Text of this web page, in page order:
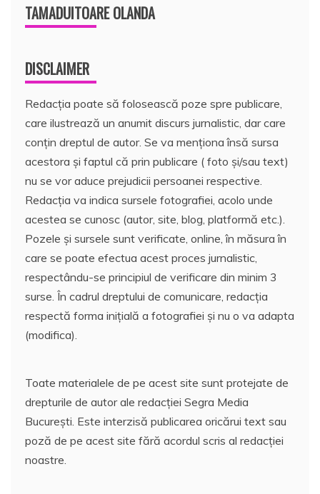
TAMADUITOARE OLANDA
DISCLAIMER
Redacția poate să folosească poze spre publicare,
care ilustrează un anumit discurs jurnalistic, dar care
conțin dreptul de autor. Se va menționa însă sursa
acestora și faptul că prin publicare ( foto și/sau text)
nu se vor aduce prejudicii persoanei respective.
Redacția va indica sursele fotografiei, acolo unde
acestea se cunosc (autor, site, blog, platformă etc.).
Pozele și sursele sunt verificate, online, în măsura în
care se poate efectua acest proces jurnalistic,
respectându-se principiul de verificare din minim 3
surse. În cadrul dreptului de comunicare, redacția
respectă forma inițială a fotografiei și nu o va adapta
(modifica).
Toate materialele de pe acest site sunt protejate de
drepturile de autor ale redacției Segra Media
București. Este interzisă publicarea oricărui text sau
poză de pe acest site fără acordul scris al redacției
noastre.